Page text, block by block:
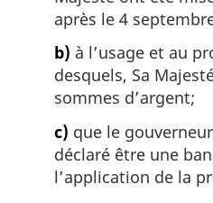
après le 4
b) à l’usage et au
desquels, Sa
sommes d’argent;
c) que le
déclaré être une
l’application de la